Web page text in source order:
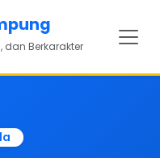
dan Berkarakter